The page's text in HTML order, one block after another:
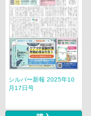
シルバー新報 2025年10
月17日号